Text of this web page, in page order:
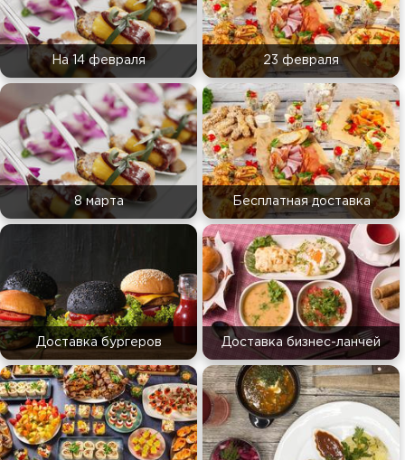
На 14 февраля 23 февраля
8 марта Бесплатная доставка
Доставка бургеров Доставка бизнес-ланчей